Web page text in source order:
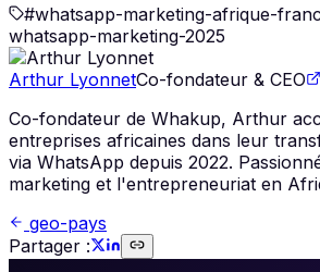
#whatsapp-marketing-afrique-
whatsapp-marketing-2025
Arthur LyonnetCo-fondateur & CEO
Co-fondateur de Whakup, Arthur
entreprises africaines dans leur
via WhatsApp depuis 2022.
marketing et l'entrepreneuriat en
geo-pays
Partager :